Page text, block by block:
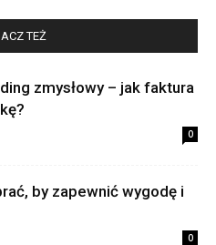
TEŻ
zmysłowy – jak faktura
0
by zapewnić wygodę i
0